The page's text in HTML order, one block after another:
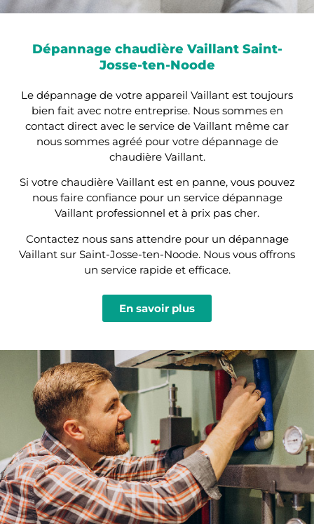
Dépannage chaudière Vaillant Saint-
Josse-ten-Noode
Le dépannage de votre appareil Vaillant est toujours
bien fait avec notre entreprise. Nous sommes en
contact direct avec le service de Vaillant même car
nous sommes agréé pour votre dépannage de
chaudière Vaillant.
Si votre chaudière Vaillant est en panne, vous pouvez
nous faire confiance pour un service dépannage
Vaillant professionnel et à prix pas cher.
Contactez nous sans attendre pour un dépannage
Vaillant sur Saint-Josse-ten-Noode. Nous vous offrons
un service rapide et efficace.
En savoir plus